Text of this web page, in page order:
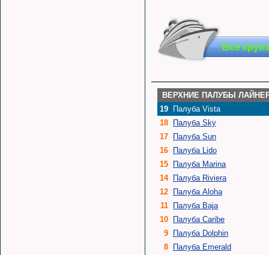
Все
ВЕРХНИЕ ПАЛУБЫ
19 Палуба Vista
18 Палуба Sky
17 Палуба Sun
16 Палуба Lido
15 Палуба Marina
14 Палуба Riviera
12 Палуба Aloha
11 Палуба Baja
10 Палуба Caribe
9 Палуба Dolphin
8 Палуба Emerald